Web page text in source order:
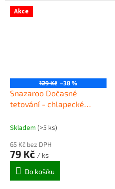
Akce
129 Kč –38 %
Snazaroo Dočasné
tetování - chlapecké
Skladem (>5 ks)
65 Kč bez DPH
79 Kč / ks
Do košíku